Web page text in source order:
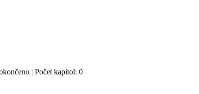
| Počet kapitol: 0